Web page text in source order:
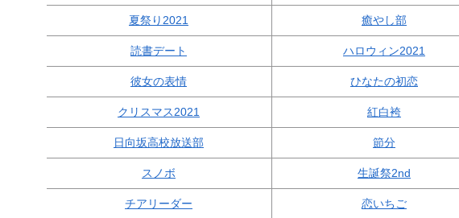
夏祭り2021 癒やし部
読書デート ハロウィン2021
彼女の表情 ひなたの初恋
クリスマス2021 紅白袴
日向坂高校放送部 節分
スノボ 生誕祭2nd
チアリーダー 恋いちご